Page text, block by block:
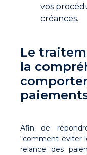
vos
créances.
Le
la
Afin de
“comment éviter
relance des